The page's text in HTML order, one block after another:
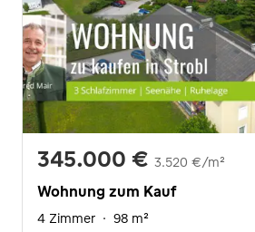
345.000 € 3.520 €/m²
Wohnung zum Kauf
4 Zimmer · 98 m²